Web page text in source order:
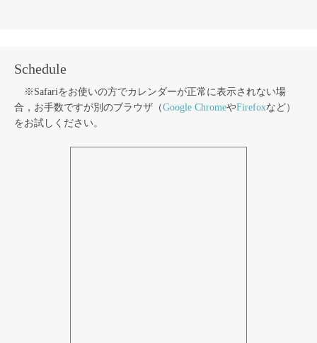
Schedule
※Safariをお使いの方でカレンダーが正常に表示されない場
合，お手数ですが別のブラウザ（Google ChromeやFirefoxなど）
をお試しください。